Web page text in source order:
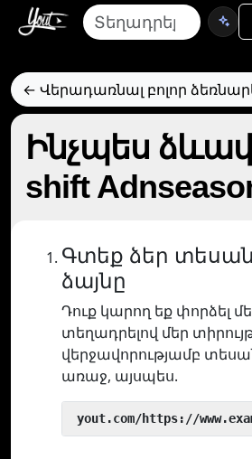
← Վերադառնալ բոլոր
Ինչպես
shift
Գտեք ձեր
ձայնը
Դուք կարող եք փորձել
տեղադրելով մեր
վերջավորությամբ
առաջ, այսպես.
yout.com/https://